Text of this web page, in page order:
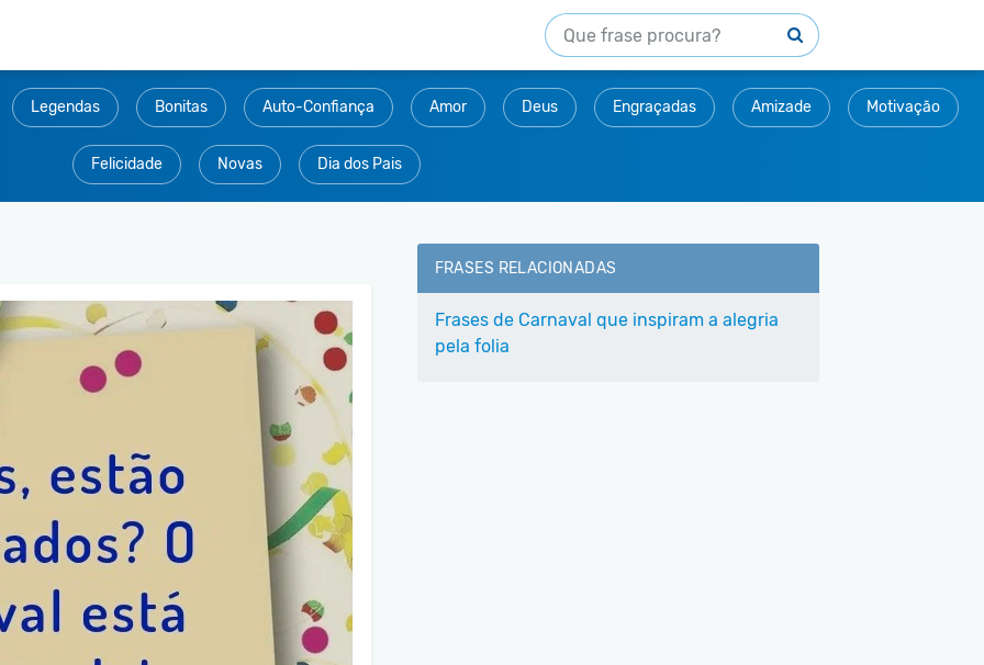
Legendas Bonitas Auto-Confiança Amor Deus Engraçadas Amizade Motivação
Felicidade Novas Dia dos Pais
FRASES RELACIONADAS
Frases de Carnaval que inspiram a alegria
pela folia